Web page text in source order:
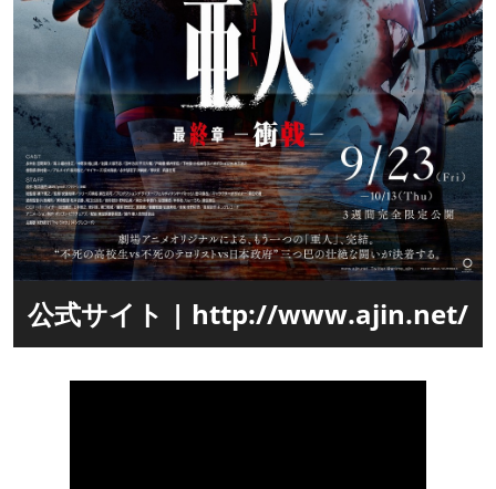
公式サイト | http://www.ajin.net/